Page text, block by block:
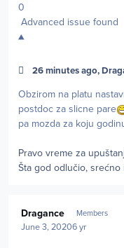
0
Advanced issue found
▲
26 minutes ago,
Obzirom na platu
postdoc za slicne pare
pa mozda za koju
Pravo vreme za
Šta god odlučio,
Dragance Members
June 3, 20206 yr